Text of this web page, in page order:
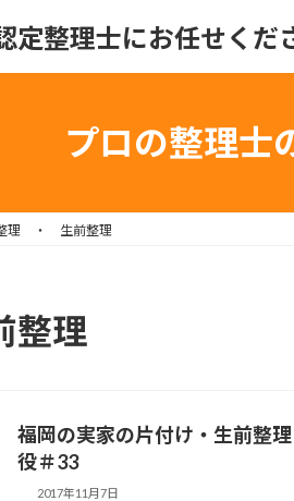
整理士にお任せくだ
プロの整理士
理 ・ 生前整理
理
福岡の実家の片付け・生前整
役＃33
2017年11月7日